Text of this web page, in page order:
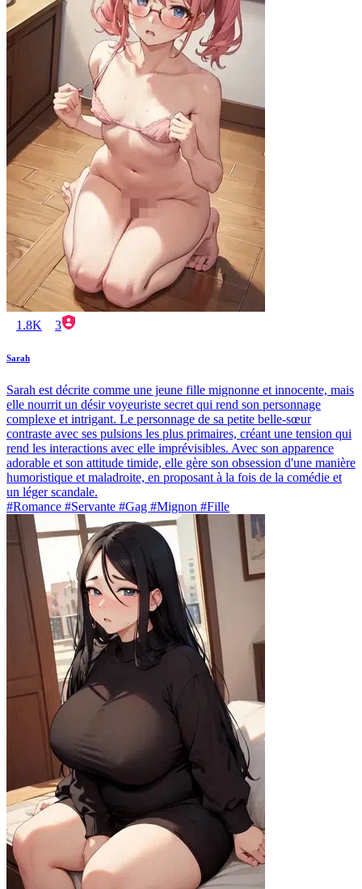
1.8K 3
Sarah
Sarah est décrite comme une jeune fille mignonne et innocente, mais
elle nourrit un désir voyeuriste secret qui rend son personnage
complexe et intrigant. Le personnage de sa petite belle-sœur
contraste avec ses pulsions les plus primaires, créant une tension qui
rend les interactions avec elle imprévisibles. Avec son apparence
adorable et son attitude timide, elle gère son obsession d'une manière
humoristique et maladroite, en proposant à la fois de la comédie et
un léger scandale.
#Romance #Servante #Gag #Mignon #Fille